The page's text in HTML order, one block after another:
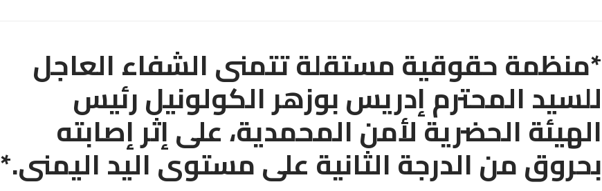
*منظمة حقوقية مستقلة تتمنى الشفاء العاجل
للسيد المحترم إدريس بوزهر الكولونيل رئيس
الهيئة الحضرية لأمن المحمدية، على إثر إصابته
بحروق من الدرجة الثانية على مستوى اليد اليمنى.*